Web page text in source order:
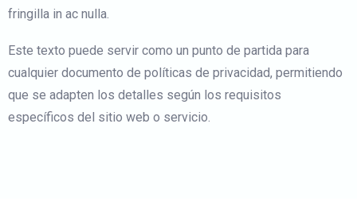
fringilla in ac nulla.
Este texto puede servir como un punto de partida para
cualquier documento de políticas de privacidad, permitiendo
que se adapten los detalles según los requisitos
específicos del sitio web o servicio.